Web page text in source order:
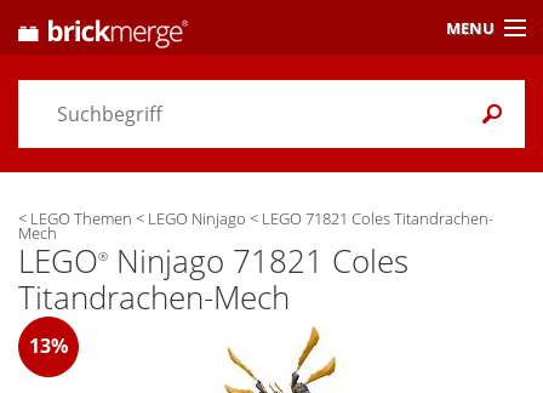
< LEGO Themen < LEGO Ninjago < LEGO 71821 Coles Titandrachen-
Mech
LEGO®
Ninjago 71821 Coles
Titandrachen-Mech
13%
MENU
Preisvergleich
Themen/ Händler
Alarme& Wunschlisten
Einstellungen